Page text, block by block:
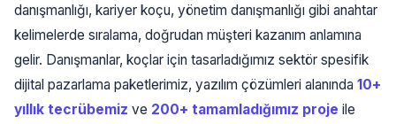
danışmanlığı, kariyer koçu, yönetim danışmanlığı gibi anahtar
kelimelerde sıralama, doğrudan müşteri kazanım anlamına
gelir. Danışmanlar, koçlar için tasarladığımız sektör spesifik
dijital pazarlama paketlerimiz, yazılım çözümleri alanında 10+
yıllık tecrübemiz ve 200+ tamamladığımız proje ile